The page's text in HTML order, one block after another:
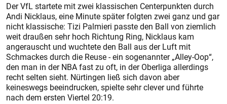
Der VfL startete mit zwei klassischen Centerpunkten durch
Andi Nicklaus, eine Minute später folgten zwei ganz und gar
nicht klassische: Tizi Palmieri passte den Ball von ziemlich
weit draußen sehr hoch Richtung Ring, Nicklaus kam
angerauscht und wuchtete den Ball aus der Luft mit
Schmackes durch die Reuse - ein sogenannter „Alley-Oop“,
den man in der NBA fast zu oft, in der Oberliga allerdings
recht selten sieht. Nürtingen ließ sich davon aber
keineswegs beeindrucken, spielte sehr clever und führte
nach dem ersten Viertel 20:19.